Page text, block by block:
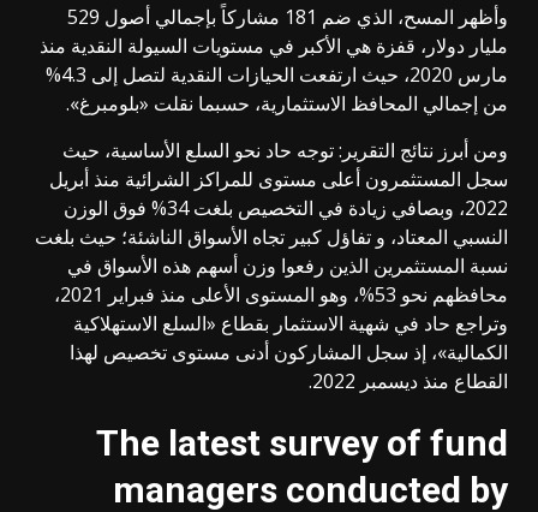
وأظهر المسح، الذي ضم 181 مشاركاً بإجمالي أصول 529
مليار دولار، قفزة هي الأكبر في مستويات السيولة النقدية منذ
مارس 2020، حيث ارتفعت الحيازات النقدية لتصل إلى 4.3%
من إجمالي المحافظ الاستثمارية، حسبما نقلت «بلومبرغ».
ومن أبرز نتائج التقرير: توجه حاد نحو السلع الأساسية، حيث
سجل المستثمرون أعلى مستوى للمراكز الشرائية منذ أبريل
2022، وبصافي زيادة في التخصيص بلغت 34% فوق الوزن
النسبي المعتاد، و تفاؤل كبير تجاه الأسواق الناشئة؛ حيث بلغت
نسبة المستثمرين الذين رفعوا وزن أسهم هذه الأسواق في
محافظهم نحو 53%، وهو المستوى الأعلى منذ فبراير 2021،
وتراجع حاد في شهية الاستثمار بقطاع «السلع الاستهلاكية
الكمالية»، إذ سجل المشاركون أدنى مستوى تخصيص لهذا
القطاع منذ ديسمبر 2022.
The latest survey of fund
managers conducted by